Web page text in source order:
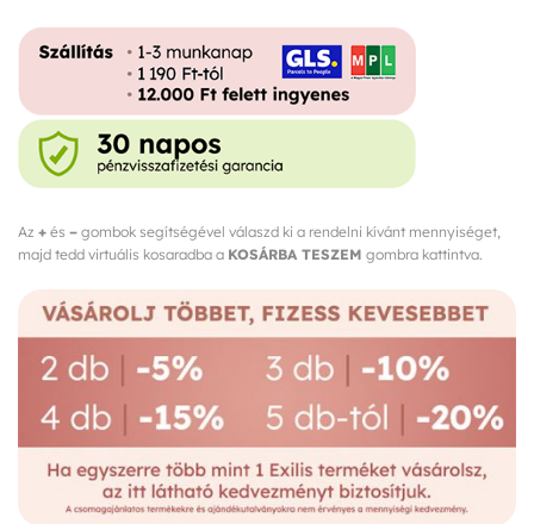
mennyiség
Az + és – gombok segítségével válaszd ki a rendelni kívánt mennyiséget,
majd tedd virtuális kosaradba a KOSÁRBA TESZEM gombra kattintva.